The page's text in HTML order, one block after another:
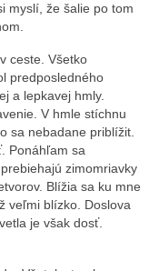
myslí, že šalie po tom
ceste. Všetko
predposledného
a lepkavej hmly.
V hmle stíchnu
sa nebadane priblížit.
Ponáhľam sa
zimomriavky
Blížia sa ku mne
veľmi blízko. Doslova
je však dosť.